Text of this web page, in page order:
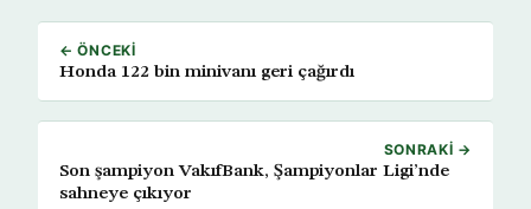
← ÖNCEKI
Honda 122 bin minivanı geri çağırdı
SONRAKI →
Son şampiyon VakıfBank, Şampiyonlar Ligi’nde
sahneye çıkıyor